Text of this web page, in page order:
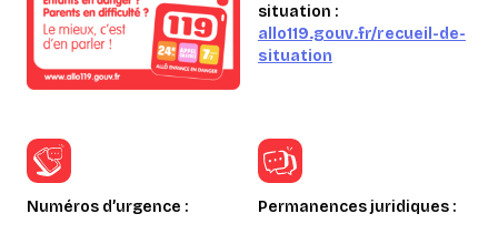
situation :
allo119.gouv.fr/recueil-de-
situation
Numéros d’urgence : Permanences juridiques :